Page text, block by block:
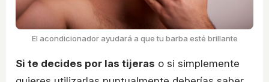
El acondicionador ayudará a que tu barba esté brillante
Si te decides por las tijeras o si simplemente